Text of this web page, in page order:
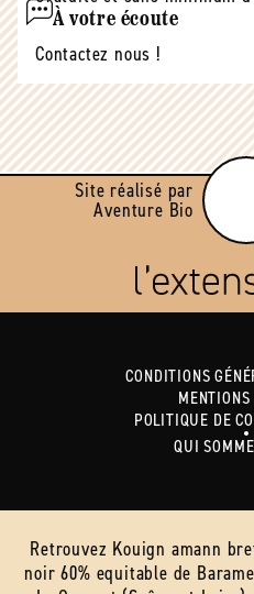
À votre écoute
Contactez nous !
Site réalisé par
Aventure Bio
CONDITIONS
POLITIQUE DE
QUI
Retrouvez Kouign amann
noir 60% equitable de